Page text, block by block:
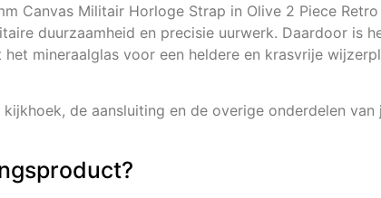
Canvas Militair Horloge Strap in Olive 2 Piece
duurzaamheid en precisie uurwerk. Daardoor is
mineraalglas voor een heldere en krasvrije
de aansluiting en de overige onderdelen